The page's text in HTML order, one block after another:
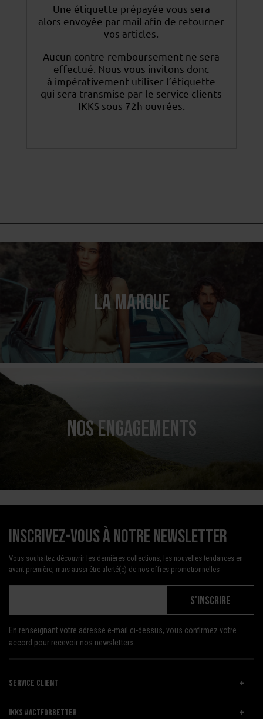
Une étiquette prépayée vous sera
alors envoyée par mail afin de retourner
vos articles.
Aucun contre-remboursement ne sera
effectué. Nous vous invitons donc
à impérativement utiliser l’étiquette
qui sera transmise par le service clients
IKKS sous 72h ouvrées.
LA MARQUE
NOS ENGAGEMENTS
Inscrivez-vous à notre newsletter
Vous souhaitez découvrir les dernières collections, les nouvelles tendances en
avant-première, mais aussi être alerté(e) de nos offres promotionnelles
S'INSCRIRE
En renseignant votre adresse e-mail ci-dessus, vous confirmez votre
accord pour recevoir nos newsletters.
SERVICE CLIENT
IKKS #ACTFORBETTER